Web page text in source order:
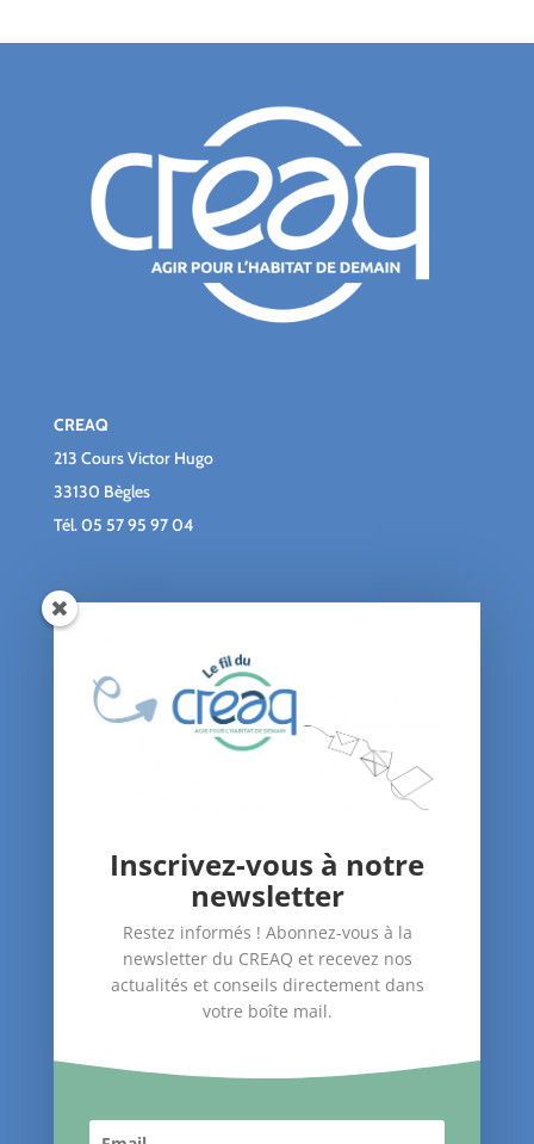
CREAQ
213 Cours Victor Hugo
33130 Bègles
Tél.05 57 95 97 04
Qui sommes-nous ?
Agenda
Santé dans le logement
Accompagnement des publics
Suivez-nous !
Inscrivez-vous à notre
newsletter
Restez informés ! Abonnez-vous à la
newsletter du CREAQ et recevez nos
actualités et conseils directement dans
votre boîte mail.